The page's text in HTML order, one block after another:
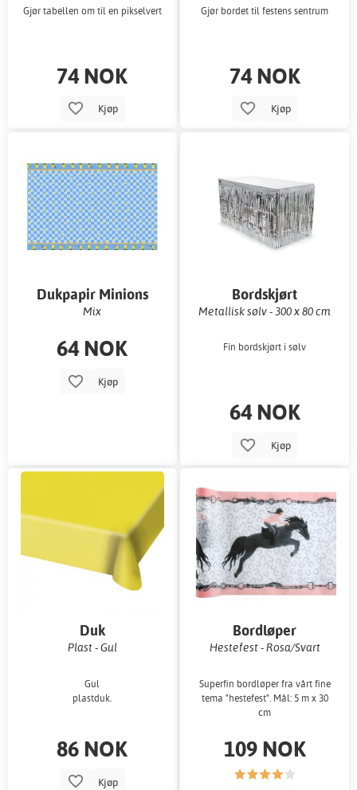
Gjør tabellen om til en pikselvert
74 NOK
Kjøp
Gjør bordet til festens sentrum
74 NOK
Kjøp
Dukpapir Minions
Mix
64 NOK
Kjøp
Bordskjørt
Metallisk sølv - 300 x 80 cm
Fin bordskjørt i sølv
64 NOK
Kjøp
Duk
Plast - Gul
Gul
plastduk.
86 NOK
Kjøp
Bordløper
Hestefest - Rosa/Svart
Superfin bordløper fra vårt fine
tema "hestefest". Mål: 5 m x 30
cm
109 NOK